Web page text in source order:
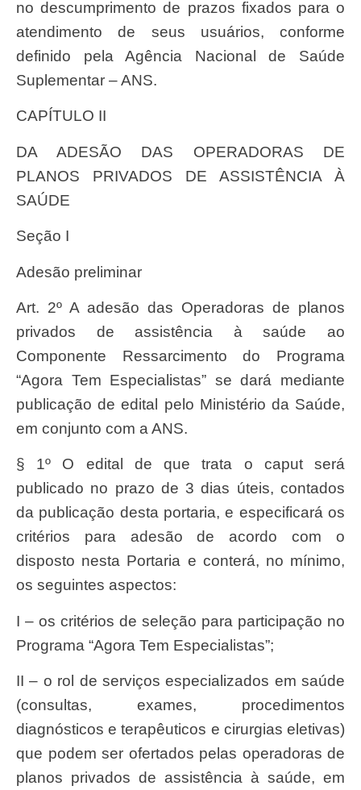
no descumprimento de prazos fixados para o
atendimento de seus usuários, conforme
definido pela Agência Nacional de Saúde
Suplementar – ANS.
CAPÍTULO II
DA ADESÃO DAS OPERADORAS DE
PLANOS PRIVADOS DE ASSISTÊNCIA À
SAÚDE
Seção I
Adesão preliminar
Art. 2º A adesão das Operadoras de planos
privados de assistência à saúde ao
Componente Ressarcimento do Programa
“Agora Tem Especialistas” se dará mediante
publicação de edital pelo Ministério da Saúde,
em conjunto com a ANS.
§ 1º O edital de que trata o caput será
publicado no prazo de 3 dias úteis, contados
da publicação desta portaria, e especificará os
critérios para adesão de acordo com o
disposto nesta Portaria e conterá, no mínimo,
os seguintes aspectos:
I – os critérios de seleção para participação no
Programa “Agora Tem Especialistas”;
II – o rol de serviços especializados em saúde
(consultas, exames, procedimentos
diagnósticos e terapêuticos e cirurgias eletivas)
que podem ser ofertados pelas operadoras de
planos privados de assistência à saúde, em